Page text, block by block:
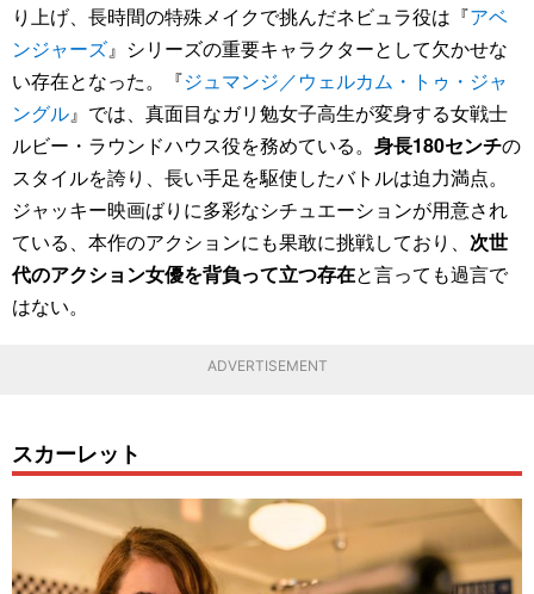
り上げ、長時間の特殊メイクで挑んだネビュラ役は『アベ
ンジャーズ』シリーズの重要キャラクターとして欠かせな
い存在となった。『ジュマンジ／ウェルカム・トゥ・ジャ
ングル』では、真面目なガリ勉女子高生が変身する女戦士
ルビー・ラウンドハウス役を務めている。 身長180センチの
スタイルを誇り、長い手足を駆使したバトルは迫力満点。
ジャッキー映画ばりに多彩なシチュエーションが用意され
ている、本作のアクションにも果敢に挑戦しており、 次世
代のアクション女優を背負って立つ存在と言っても過言で
はない。
ADVERTISEMENT
スカーレット